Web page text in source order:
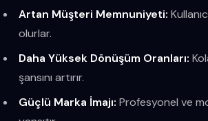
Artan Müşteri Memnuniyeti:
olurlar.
Daha Yüksek Dönüşüm Oranları:
şansını artırır.
Güçlü Marka İmajı: Profesyonel ve